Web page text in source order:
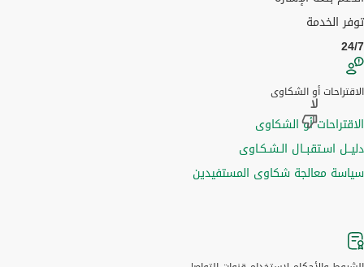
توفر الخدمة
24/7
الاقتراحات أو الشكاوى
الاقتراحات أو الشكاوى
دليــل اسـتقبــال الـشـكـاوى
سياسة معالجة شكاوى المستفيدين